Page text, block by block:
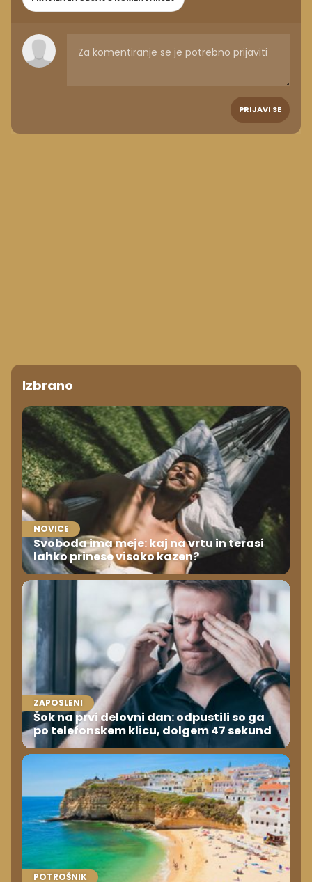
PRIJAVI SE
Izbrano
NOVICE
Svoboda ima meje: kaj na vrtu in terasi
lahko prinese visoko kazen?
ZAPOSLENI
Šok na prvi delovni dan: odpustili so ga
po telefonskem klicu, dolgem 47 sekund
POTROŠNIK